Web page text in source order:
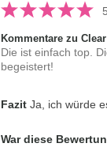
5
Kommentare zu
Die ist einfach top.
begeistert!
FazitJa, ich würde
War diese